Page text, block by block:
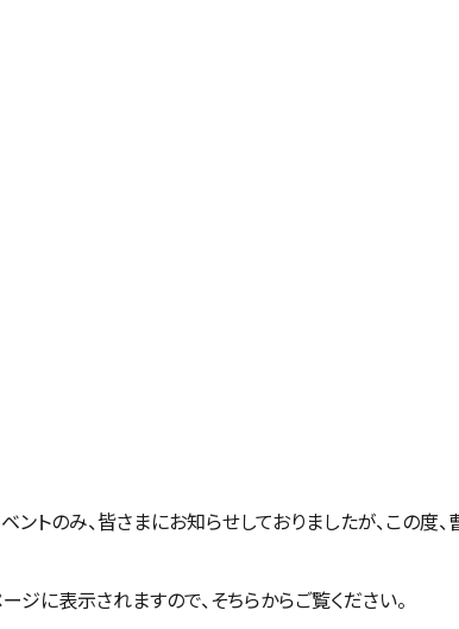
トのみ、皆さまにお知らせしておりましたが、この度
ジに表示されますので、そちらからご覧ください。